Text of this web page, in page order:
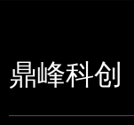
鼎峰科创